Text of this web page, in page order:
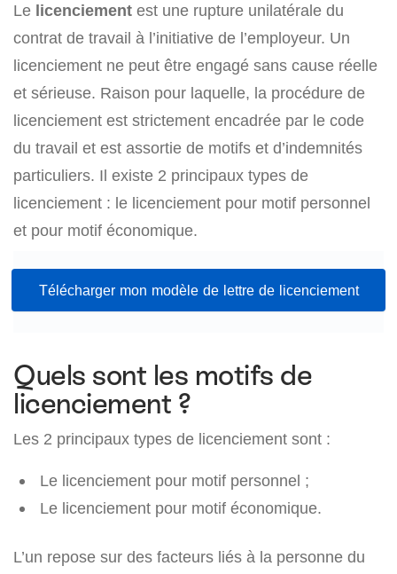
Le licenciement est une rupture unilatérale du
contrat de travail à l’initiative de l’employeur. Un
licenciement ne peut être engagé sans cause réelle
et sérieuse. Raison pour laquelle, la procédure de
licenciement est strictement encadrée par le code
du travail et est assortie de motifs et d’indemnités
particuliers. Il existe 2 principaux types de
licenciement : le licenciement pour motif personnel
et pour motif économique.
Télécharger mon modèle de lettre de licenciement
Quels sont les motifs de
licenciement ?
Les 2 principaux types de licenciement sont :
Le licenciement pour motif personnel ;
Le licenciement pour motif économique.
L’un repose sur des facteurs liés à la personne du